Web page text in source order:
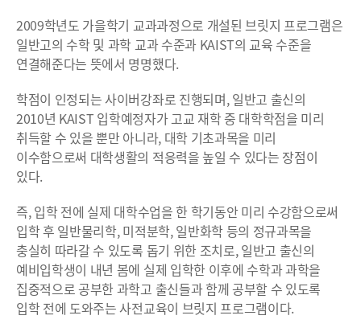
2009학년도 가을학기 교과과정으로 개설된 브릿지 프로그램은
일반고의 수학 및 과학 교과 수준과 KAIST의 교육 수준을
연결해준다는 뜻에서 명명했다.
학점이 인정되는 사이버강좌로 진행되며, 일반고 출신의
2010년 KAIST 입학예정자가 고교 재학 중 대학학점을 미리
취득할 수 있을 뿐만 아니라, 대학 기초과목을 미리
이수함으로써 대학생활의 적응력을 높일 수 있다는 장점이
있다.
즉, 입학 전에 실제 대학수업을 한 학기동안 미리 수강함으로써
입학 후 일반물리학, 미적분학, 일반화학 등의 정규과목을
충실히 따라갈 수 있도록 돕기 위한 조치로, 일반고 출신의
예비입학생이 내년 봄에 실제 입학한 이후에 수학과 과학을
집중적으로 공부한 과학고 출신들과 함께 공부할 수 있도록
입학 전에 도와주는 사전교육이 브릿지 프로그램이다.